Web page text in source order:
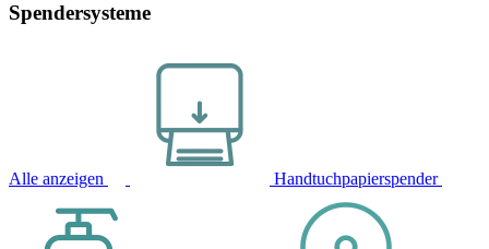
Spendersysteme
Alle anzeigen Handtuchpapierspender